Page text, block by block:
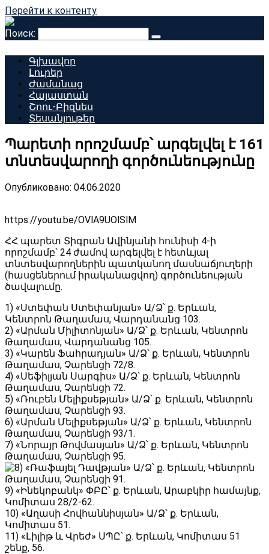
Перейти к контенту
Поиск:
Գլխավոր
Լուրեր
Ժամանաց
Հայաստան
Շոու-Բիզնես
Տեսանյութեր
Պարետի որոշմամբ՝ արգելվել է 161
տնտեսվարողի գործունեությունը
Опубликовано: 04.06.2020
https://youtu.be/OVlA9UOlSlM
ՀՀ պարետ Տիգրան Ավինյանի հունիսի 4-ի
որոշմամբ՝ 24 ժամով արգելվել է հետևյալ
տնտեսվարողներին պատկանող մասնաճյուղերի
(հասցեներում իրականացվող) գործունեության
ծավալումը.
1) «Ստեփան Ստեփանյան» Ա/Ձ՝ ք․ Երևան,
Կենտրոն Թաղամաս, Վարդանանց 103.
2) «Արման Միլիտոնյան» Ա/Ձ՝ ք․ Երևան, Կենտրոն
Թաղամաս, Վարդանանց 105.
3) «Կարեն Ֆահրադյան» Ա/Ձ՝ ք․ Երևան, Կենտրոն
Թաղամաս, Չարենցի 72/8.
4) «Սեֆիլյան Սարգիս» Ա/Ձ՝ ք․ Երևան, Կենտրոն
Թաղամաս, Չարենցի 72.
5) «Ռուբեն Մելիքսեթյան» Ա/Ձ՝ ք․ Երևան, Կենտրոն
Թաղամաս, Չարենցի 93.
6) «Արման Մելիքսեթյան» Ա/Ձ՝ ք․ Երևան, Կենտրոն
Թաղամաս, Չարենցի 93/1.
7) «Նորայր Թովմասյան» Ա/Ձ՝ ք․ Երևան, Կենտրոն
Թաղամաս, Չարենցի 95.
«Ռաֆայել Դավթյան» Ա/Ձ՝ ք․ Երևան, Կենտրոն
Թաղամաս, Չարենցի 91.
9) «Ինեկոբանկ» ՓԲԸ՝ ք. Երևան, Արաբկիր համայնք,
Կոմիտաս 28/2-62.
10) «Աղասի Հովհաննիսյան» Ա/Ձ՝ ք․ Երևան,
Կոմիտաս 51․
11) «Լիլիթ և Վրեժ» ՍՊԸ՝ ք․ Երևան, Կոմիտաս 51
շենք, 56․